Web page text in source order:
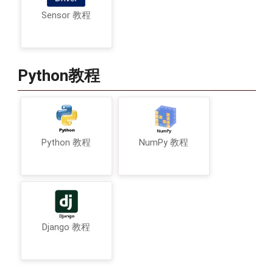
Sensor 教程
Python教程
Python 教程 NumPy 教程
Django 教程